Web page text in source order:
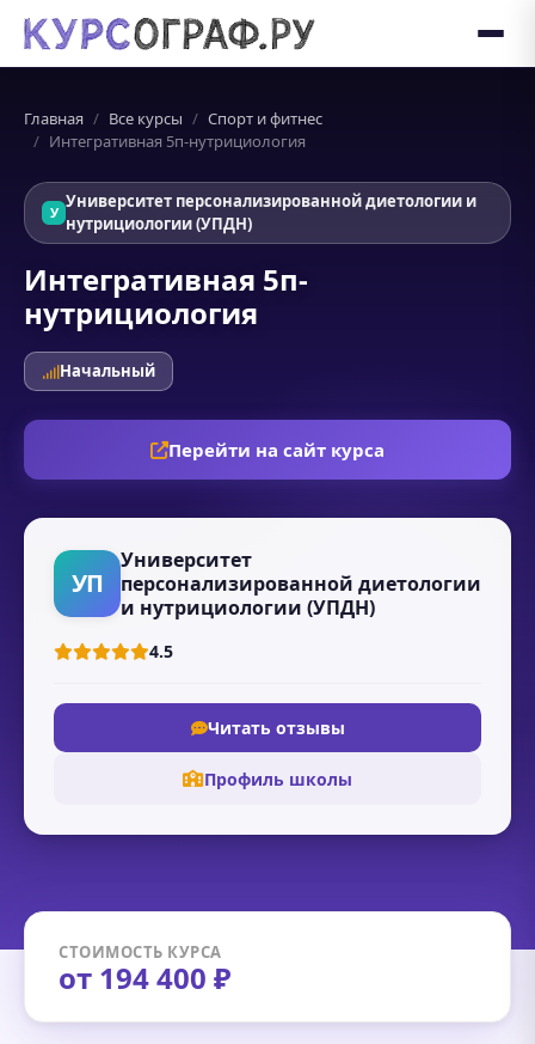
Главная Все курсы
Спорт и фитнес
Интегративная 5п-нутрициология
У
Университет персонализированной диетологии и
нутрициологии (УПДН)
Интегративная 5п-
нутрициология
Начальный
Перейти на сайт курса
УП
Университет
персонализированной диетологии
и нутрициологии (УПДН)
4.5
Читать отзывы
Профиль школы
СТОИМОСТЬ КУРСА
от 194 400 ₽